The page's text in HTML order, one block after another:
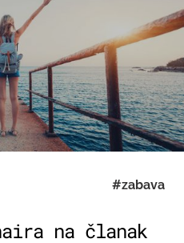
#zabava
na članak